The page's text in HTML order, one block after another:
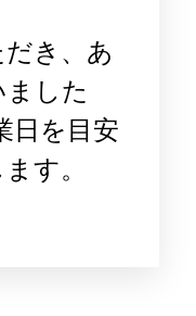
き、あ
した
日を目安
す。